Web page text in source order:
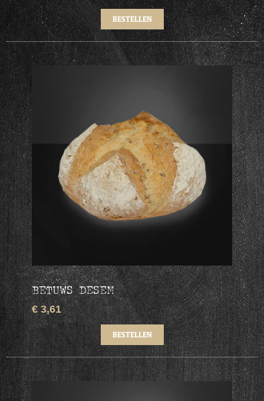
BETUWS DESEM
€ 3,61